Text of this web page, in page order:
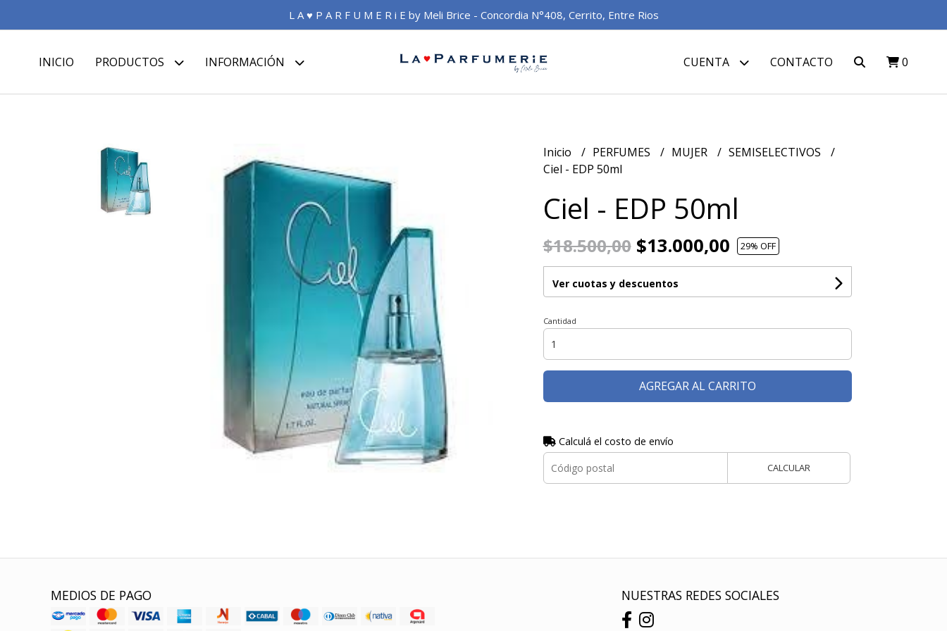
L A ♥ P A R F U M E R i E by Meli Brice - Concordia N°408, Cerrito, Entre Rios
INICIO PRODUCTOS INFORMACIÓN CUENTA CONTACTO 0
Inicio PERFUMES MUJER
SEMISELECTIVOS
Ciel - EDP 50ml
Ciel - EDP 50ml
$18.500,00$13.000,00 29% OFF
Ver cuotas y descuentos
Cantidad
AGREGAR AL CARRITO
Calculá el costo de envío
CALCULAR
MEDIOS DE PAGO NUESTRAS REDES SOCIALES